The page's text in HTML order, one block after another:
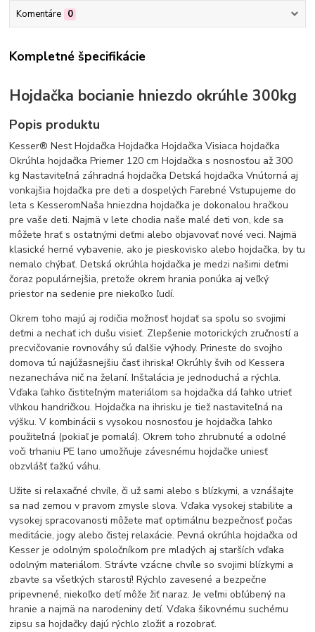
Komentáre 0
Kompletné špecifikácie
Hojdačka bocianie hniezdo okrúhle 300kg
Popis produktu
Kesser® Nest Hojdačka Hojdačka Hojdačka Visiaca hojdačka
Okrúhla hojdačka Priemer 120 cm Hojdačka s nosnosťou až 300
kg Nastaviteľná záhradná hojdačka Detská hojdačka Vnútorná aj
vonkajšia hojdačka pre deti a dospelých Farebné Vstupujeme do
leta s KesseromNaša hniezdna hojdačka je dokonalou hračkou
pre vaše deti. Najmä v lete chodia naše malé deti von, kde sa
môžete hrať s ostatnými deťmi alebo objavovať nové veci. Najmä
klasické herné vybavenie, ako je pieskovisko alebo hojdačka, by tu
nemalo chýbať. Detská okrúhla hojdačka je medzi našimi deťmi
čoraz populárnejšia, pretože okrem hrania ponúka aj veľký
priestor na sedenie pre niekoľko ľudí.
Okrem toho majú aj rodičia možnosť hojdať sa spolu so svojimi
deťmi a nechať ich dušu visieť. Zlepšenie motorických zručností a
precvičovanie rovnováhy sú ďalšie výhody. Prineste do svojho
domova tú najúžasnejšiu časť ihriska! Okrúhly švih od Kessera
nezanecháva nič na želaní. Inštalácia je jednoduchá a rýchla.
Vďaka ľahko čistiteľným materiálom sa hojdačka dá ľahko utrieť
vlhkou handričkou. Hojdačka na ihrisku je tiež nastaviteľná na
výšku. V kombinácii s vysokou nosnosťou je hojdačka ľahko
použiteľná (pokiaľ je pomalá). Okrem toho zhrubnuté a odolné
voči trhaniu PE lano umožňuje závesnému hojdačke uniesť
obzvlášť ťažkú váhu.
Užite si relaxačné chvíle, či už sami alebo s blízkymi, a vznášajte
sa nad zemou v pravom zmysle slova. Vďaka vysokej stabilite a
vysokej spracovanosti môžete mať optimálnu bezpečnosť počas
meditácie, jogy alebo čistej relaxácie. Pevná okrúhla hojdačka od
Kesser je odolným spoločníkom pre mladých aj starších vďaka
odolným materiálom. Strávte vzácne chvíle so svojimi blízkymi a
zbavte sa všetkých starostí! Rýchlo zavesené a bezpečne
pripevnené, niekoľko detí môže žiť naraz. Je veľmi obľúbený na
hranie a najmä na narodeniny detí. Vďaka šikovnému suchému
zipsu sa hojdačky dajú rýchlo zložiť a rozobrať.